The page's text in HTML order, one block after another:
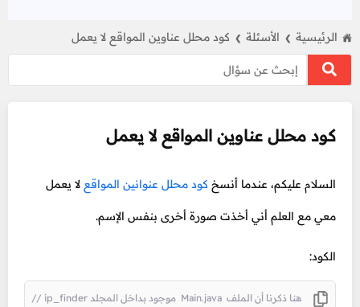
الرئيسية ❯ الأسئلة ❯ كود محلل عناوين المواقع لا يعمل
كود محلل عناوين المواقع لا يعمل
السلام عليكم، عندما أنسخ كود محلل عنوانين المواقع لا يعمل
معي مع العلم أني أخذت صورة أخرى بنفس الإسم.
الكود:
// ip_finder موجود بداخل المجلد  Main.java  هنا ذكرنا أن الملف